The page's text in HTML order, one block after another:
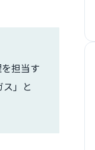
担当す
」と